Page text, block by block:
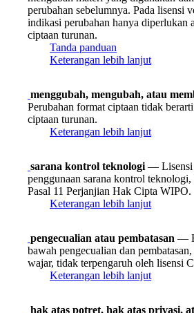
perubahan sebelumnya. Pada lisensi
indikasi perubahan hanya diperlukan
ciptaan turunan.
Tanda panduan
Keterangan lebih lanjut
menggubah, mengubah, atau
Perubahan format ciptaan tidak
ciptaan turunan.
Keterangan lebih lanjut
sarana kontrol teknologi — Lisensi
penggunaan sarana kontrol
Pasal 11 Perjanjian Hak Cipta WIPO.
Keterangan lebih lanjut
pengecualian atau pembatasan —
bawah pengecualian dan
wajar, tidak terpengaruh oleh lisensi
Keterangan lebih lanjut
hak atas potret, hak atas privasi,